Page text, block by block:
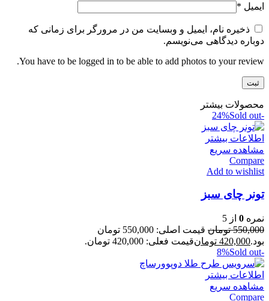
ایمیل *
ذخیره نام، ایمیل و وبسایت من در مرورگر برای زمانی که
دوباره دیدگاهی می‌نویسم.
You have to be logged in to be able to add photos to your review.
محصولات بیشتر
-24%
Sold out
اطلاعات بیشتر
مشاهده سریع
Compare
Add to wishlist
تونر چای سبز
نمره 0 از 5
550,000 تومان
قیمت اصلی: 550,000 تومان
بود.420,000 تومانقیمت فعلی: 420,000 تومان.
-8%
Sold out
اطلاعات بیشتر
مشاهده سریع
Compare